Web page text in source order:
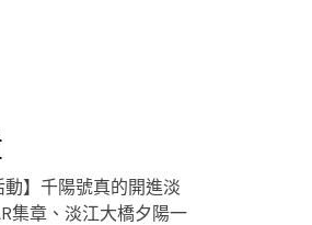
動】千陽號真的開進淡
集章、淡江大橋夕陽一